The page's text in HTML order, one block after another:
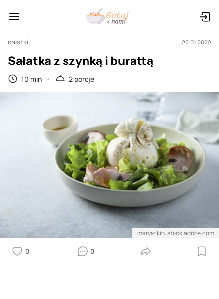
sałatki 22.01.2022
Sałatka z szynką i burattą
10 min 2 porcje
marysckin, stock.adobe.com
0 0